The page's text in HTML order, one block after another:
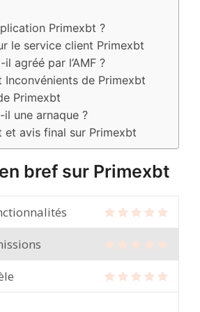
Primexbt ?
le service client Primexbt
agréé par l’AMF ?
Inconvénients de Primexbt
Primexbt
une arnaque ?
et avis final sur Primexbt
bref sur Primexbt